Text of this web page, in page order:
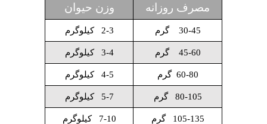
مصرف روزانه وزن حیوان
30-45 گرم 2-3 کیلوگرم
45-60 گرم 3-4 کیلوگرم
60-80 گرم 4-5 کیلوگرم
80-105 گرم 5-7 کیلوگرم
105-135 گرم 7-10 کیلوگرم